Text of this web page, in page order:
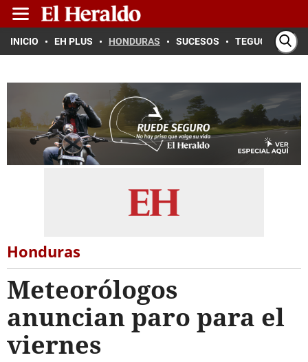
INICIO EH PLUS HONDURAS SUCESOS TEGUCIGALPA
Honduras
Meteorólogos
anuncian paro para el
viernes